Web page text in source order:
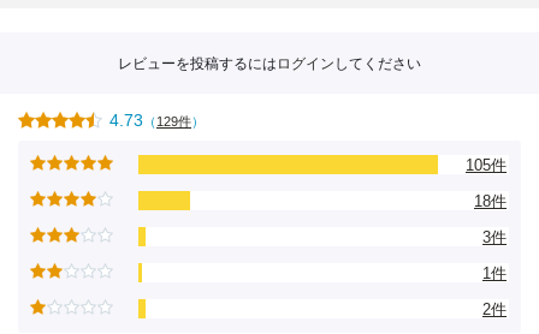
レビューを投稿するには ログイン してください
4.73 （129件）
105件
18件
3件
1件
2件